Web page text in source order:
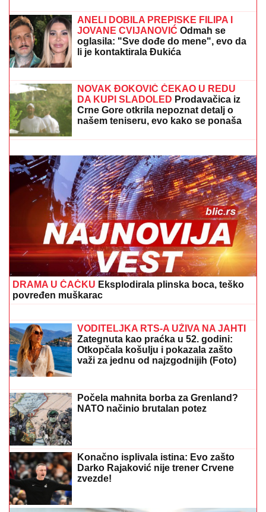
"ČULI SMO ZAPOMAGANJE, A ONDA
SU NAŠLI TELO"Komšije otkrile
detalje ubistva Milke (82) na Novom
Beogradu: "Sina su izbegavali..."
(FOTO) DOK SVI BRUJE O RAZVODU, SLOBA VASIĆ
UHVAĆEN SA STARLETOMIsplivala zajednička
fotografija, zajedno ispod šatora
Ilić prelomio posle Tobola: Njih
četvorica napuštaju Partizan
ANELI DOBILA PREPISKE FILIPA I
JOVANE CVIJANOVIĆ
li je kontaktirala Đukića
Hasan Dudić pre Zlate voleo Ljiljanu iz Sarajeva, a
onda usledila VELIKA TRAGEDIJA: Nije mogao ni da
naslutio ŠTA ĆE SEBI URADITI: "To sam kasnije
saznao"